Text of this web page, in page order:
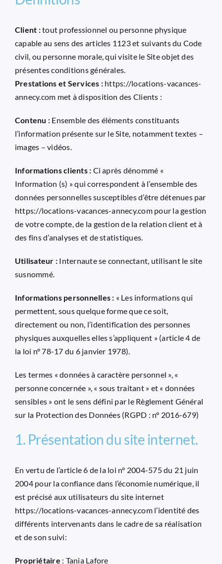
Client :tout professionnel ou personne physique
capable au sens des articles 1123 et suivants du Code
civil, ou personne morale, qui visite le Site objet des
présentes conditions générales.
Prestations et Services : https://locations-vacances-
annecy.com met à disposition des Clients :
Contenu : Ensemble des éléments constituants
l’information présente sur le Site, notamment textes –
images – vidéos.
Informations clients : Ci après dénommé «
Information (s) » qui correspondent à l’ensemble des
données personnelles susceptibles d’être détenues par
https://locations-vacances-annecy.compour la gestion
de votre compte, de la gestion de la relation client et à
des fins d’analyses et de statistiques.
Utilisateur : Internaute se connectant, utilisant le site
susnommé.
Informations personnelles : « Les informations qui
permettent, sous quelque forme que ce soit,
directement ou non, l’identification des personnes
physiques auxquelles elles s’appliquent » (article 4 de
la loi n° 78-17 du 6 janvier 1978).
Les termes « données à caractère personnel », «
personne concernée », « sous traitant » et « données
sensibles » ont le sens défini par le Règlement Général
sur la Protection des Données (RGPD : n° 2016-679)
1. Présentation du site internet.
En vertu de l’article 6 de la loi n° 2004-575 du 21 juin
2004 pour la confiance dans l’économie numérique, il
est précisé aux utilisateurs du site internet
https://locations-vacances-annecy.coml’identité des
différents intervenants dans le cadre de sa réalisation
et de son suivi:
Propriétaire : Tania Lafore